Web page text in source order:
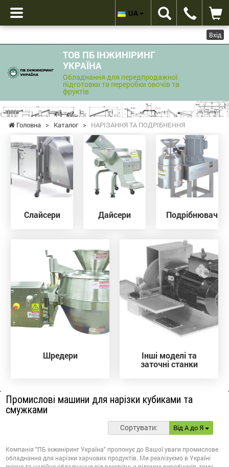
Вхід
ТОВ ПБ ІНЖИНІРИНГ
УКРАЇНА
Обладнання для передпродажної
підготовки та переробки овочів та
фруктів
UA
Головна > Каталог > НАРІЗАННЯ ТА ПОДРІБНЕННЯ
Слайсери Дайсери Подрібнювачі
Шредери
Інші моделі та
заточні станки
Промислові машини для нарізки кубиками та
смужками
Сортувати: Від А до Я
Компанія "ПБ інжиніринг Україна" пропонує до Вашої уваги промислове
обладнання для нарізки харчових продуктів. Ми реалізуємо в Україні